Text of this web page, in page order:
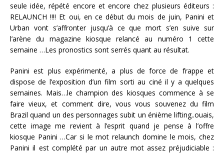
seule idée, répété encore et encore chez plusieurs éditeurs :
RELAUNCH !!!! Et oui, en ce début du mois de juin, Panini et
Urban vont s’affronter jusqu’à ce que mort s’en suive sur
l’arène du magazine kiosque relancé au numéro 1 cette
semaine …Les pronostics sont serrés quant au résultat.
Panini est plus expérimenté, a plus de force de frappe et
dispose de l’exposition d’un film sorti au ciné il y a quelques
semaines. Mais…le champion des kiosques commence à se
faire vieux, et comment dire, vous vous souvenez du film
Brazil quand un des personnages subit un énième lifting..ouais,
cette image me revient à l’esprit quand je pense à l’offre
kiosque Panini …Car si le mot relaunch domine le mois, chez
Panini il est complété par un autre mot assez préjudiciable :